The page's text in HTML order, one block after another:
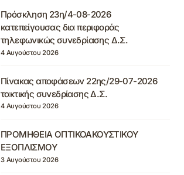
Πρόσκληση 23η/4-08-2026
κατεπείγουσας δια περιφοράς
τηλεφωνικώς συνεδρίασης Δ.Σ.
4 Αυγούστου 2026
Πίνακας αποφάσεων 22ης/29-07-2026
τακτικής συνεδρίασης Δ.Σ.
4 Αυγούστου 2026
ΠΡΟΜΗΘΕΙΑ ΟΠΤΙΚΟΑΚΟΥΣΤΙΚΟΥ
ΕΞΟΠΛΙΣΜΟΥ
3 Αυγούστου 2026